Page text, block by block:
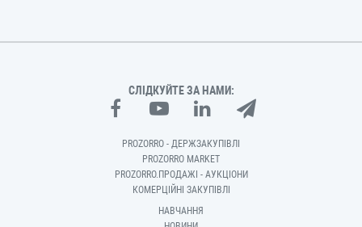
СЛІДКУЙТЕ ЗА НАМИ:
PROZORRO - ДЕРЖЗАКУПІВЛІ
PROZORRO MARKET
PROZORRO.ПРОДАЖІ - АУКЦІОНИ
КОМЕРЦІЙНІ ЗАКУПІВЛІ
НАВЧАННЯ